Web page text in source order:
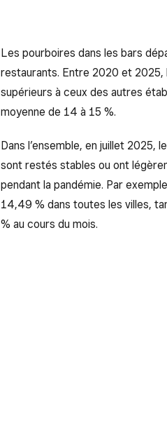
Les pourboires dans les bars
restaurants. Entre 2020 et
supérieurs à ceux des autres
moyenne de 14 à 15 %.
Dans l’ensemble, en juillet
sont restés stables ou ont
pendant la pandémie. Par
14,49 % dans toutes les villes,
% au cours du mois.